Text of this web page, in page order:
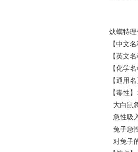
炔螨特
【中文
【英文
【化学
【通用
【毒性
大白鼠
急性吸
兔子急
对兔子